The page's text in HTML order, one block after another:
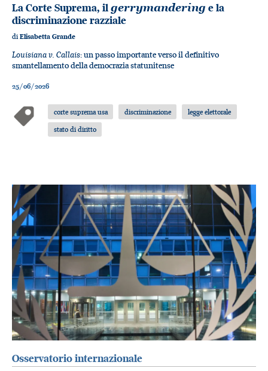
La Corte Suprema, ilgerrymandering e la
discriminazione razziale
di Elisabetta Grande
Louisiana v. Callais: un passo importante verso il definitivo
smantellamento della democrazia statunitense
25/06/2026
corte suprema usa discriminazione
legge elettorale
stato di diritto
Osservatorio internazionale